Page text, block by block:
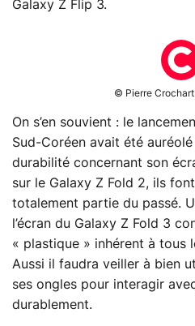
Galaxy Z Flip 3.
© Pierre
On s’en souvient : le
Sud-Coréen avait été
durabilité concernant son
sur le Galaxy Z Fold 2, ils
totalement partie du passé.
l’écran du Galaxy Z Fold 3
« plastique » inhérent à tous
Aussi il faudra veiller à bien
ses ongles pour interagir
durablement.